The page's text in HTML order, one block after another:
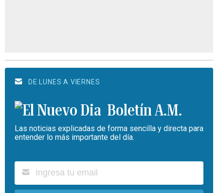
DE LUNES A VIERNES
Boletín A.M.
Las noticias explicadas de forma sencilla y directa para
entender lo más importante del día.